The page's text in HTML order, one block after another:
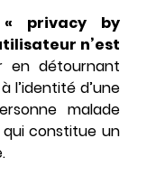
« privacy by
n’est
endétournant
l’identité d’une
malade
constitue un